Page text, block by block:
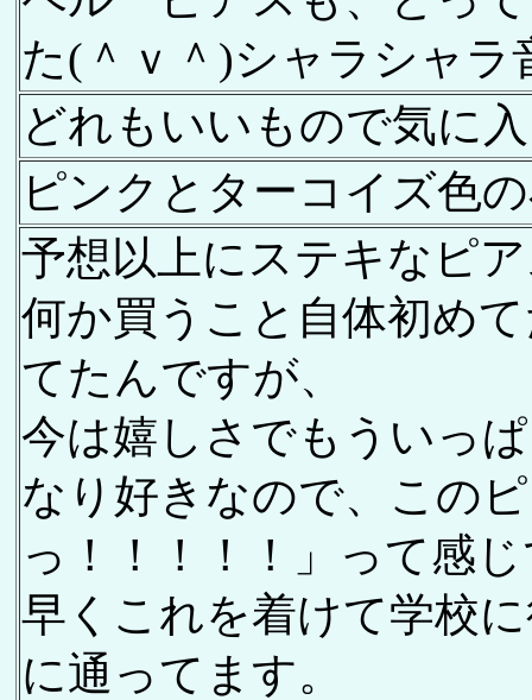
た(＾ｖ＾)シャラシャラ
どれもいいもので気に
ピンクとターコイズ色
予想以上にステキなピ
何か買うこと自体初め
てたんですが、
今は嬉しさでもういっ
なり好きなので、この
っ！！！！！」って感
早くこれを着けて学校
に通ってます。